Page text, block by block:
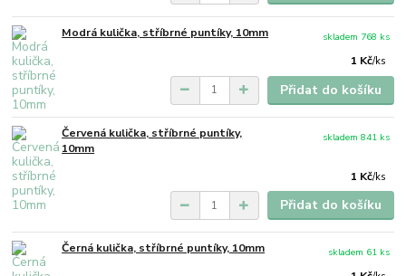
Modrá kulička, stříbrné puntíky, 10mm
1 Kč/ks
skladem 768 ks
Přidat do košíku
Červená kulička, stříbrné puntíky,
10mm
1 Kč/ks
skladem 841 ks
Přidat do košíku
Černá kulička, stříbrné puntíky, 10mm
skladem 61 ks